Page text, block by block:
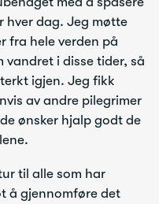
hver dag. Jeg møtte
fra hele verden på
vandret i disse tider, så
igjen. Jeg fikk
av andre pilegrimer
ønsker hjalp godt de
til alle som har
å gjennomføre det